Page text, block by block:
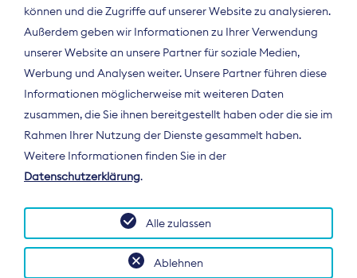
Der Bundesverband Digitalpublisher und
Zeitungsverleger (BDZV) vertritt als
Spitzenorganisation die Interessen der
Deutschland und auf EU-Ebene.
können und die Zugriffe auf unserer Website zu analysieren.
Außerdem geben wir Informationen zu Ihrer Verwendung
unserer Website an unsere Partner für soziale Medien,
Werbung und Analysen weiter. Unsere Partner führen diese
Informationen möglicherweise mit weiteren Daten
zusammen, die Sie ihnen bereitgestellt haben oder die sie im
Rahmen Ihrer Nutzung der Dienste gesammelt haben.
Weitere Informationen finden Sie in der
Datenschutzerklärung.
Ablehnen
Alle zulassen